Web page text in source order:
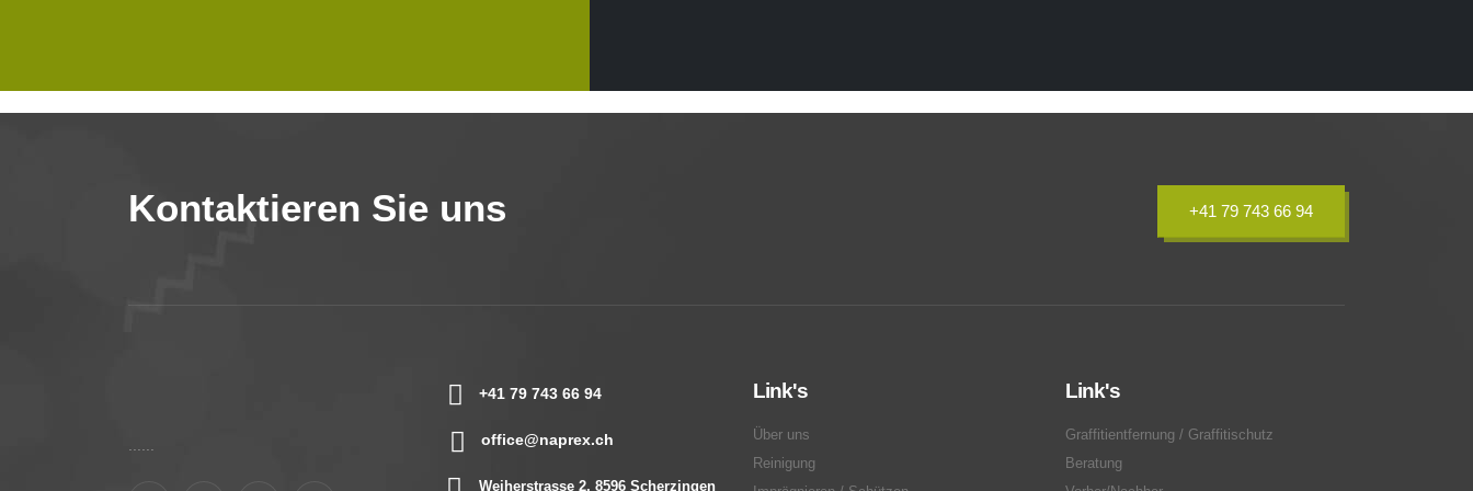
Kontaktieren Sie uns +41 79 743 66 94
+41 79 743 66 94
office@naprex.ch
Weiherstrasse 2, 8596 Scherzingen
Link's
Über uns
Reinigung
Link's
Graffitientfernung / Graffitischutz
Beratung